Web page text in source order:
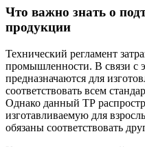
Что важно знать о
продукции
Технический регламент
промышленности. В связи с
предназначаются для
соответствовать всем
Однако данный ТР
изготавливаемую для
обязаны соответствовать